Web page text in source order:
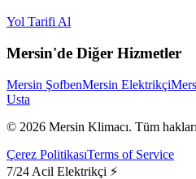
Yol Tarifi Al
Mersin'de Diğer Hizmetler
Mersin ŞofbenMersin Elektrikçi
Usta
© 2026 Mersin Klimacı. Tüm
Çerez PolitikasıTerms of Service
7/24 Acil Elektrikçi ⚡